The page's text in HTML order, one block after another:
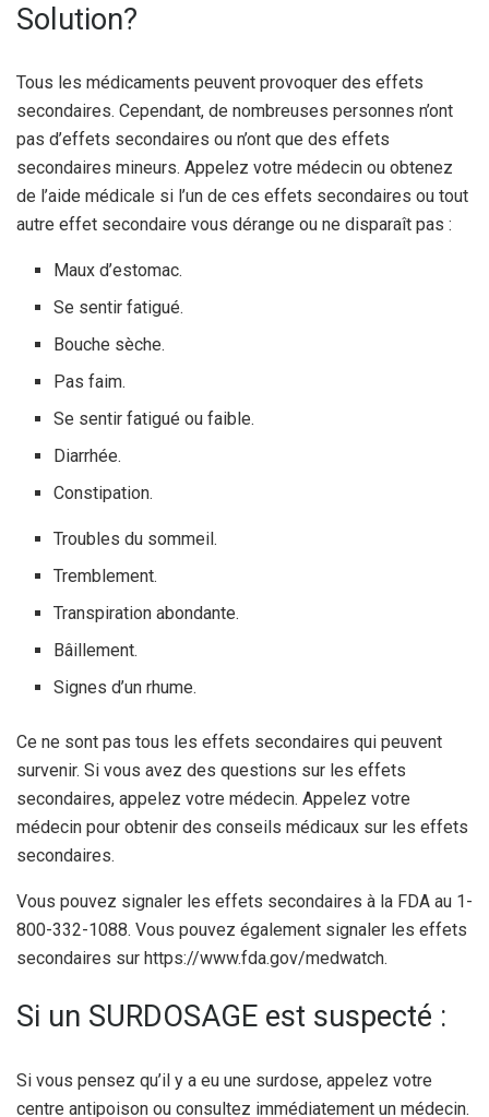
Solution?
Tous les médicaments peuvent provoquer des effets
secondaires. Cependant, de nombreuses personnes n’ont
pas d’effets secondaires ou n’ont que des effets
secondaires mineurs. Appelez votre médecin ou obtenez
de l’aide médicale si l’un de ces effets secondaires ou tout
autre effet secondaire vous dérange ou ne disparaît pas :
Maux d’estomac.
Se sentir fatigué.
Bouche sèche.
Pas faim.
Se sentir fatigué ou faible.
Diarrhée.
Constipation.
Troubles du sommeil.
Tremblement.
Transpiration abondante.
Bâillement.
Signes d’un rhume.
Ce ne sont pas tous les effets secondaires qui peuvent
survenir. Si vous avez des questions sur les effets
secondaires, appelez votre médecin. Appelez votre
médecin pour obtenir des conseils médicaux sur les effets
secondaires.
Vous pouvez signaler les effets secondaires à la FDA au 1-
800-332-1088. Vous pouvez également signaler les effets
secondaires sur https://www.fda.gov/medwatch.
Si un SURDOSAGE est suspecté :
Si vous pensez qu’il y a eu une surdose, appelez votre
centre antipoison ou consultez immédiatement un médecin.